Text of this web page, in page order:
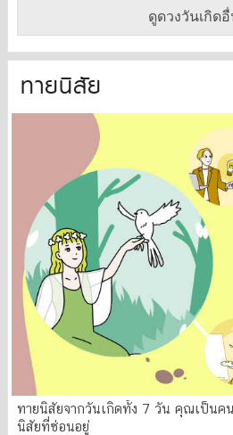
ดูดวงวันเกิด
ทายนิสัย
ทายนิสัยจากวันเกิดทั้ง 7 วัน คุณเป็นค
นิสัยที่ซ่อนอยู่